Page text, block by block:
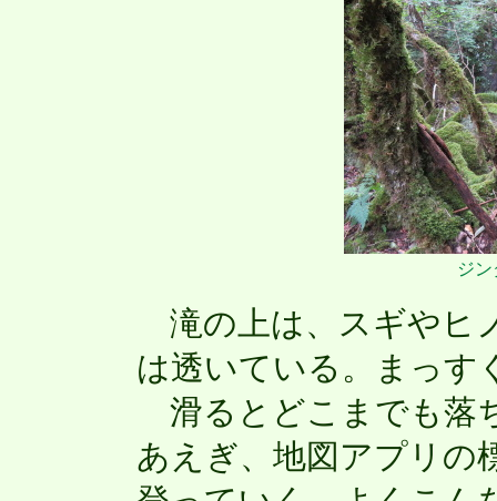
ジ
滝の上は、スギやヒ
は透いている。まっす
滑るとどこまでも落
あえぎ、地図アプリの